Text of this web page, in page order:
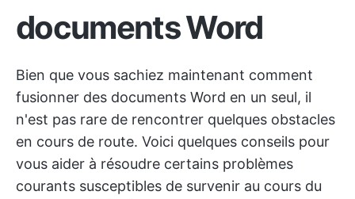
documents Word
Bien que vous sachiez maintenant comment
fusionner des documents Word en un seul, il
n'est pas rare de rencontrer quelques obstacles
en cours de route. Voici quelques conseils pour
vous aider à résoudre certains problèmes
courants susceptibles de survenir au cours du